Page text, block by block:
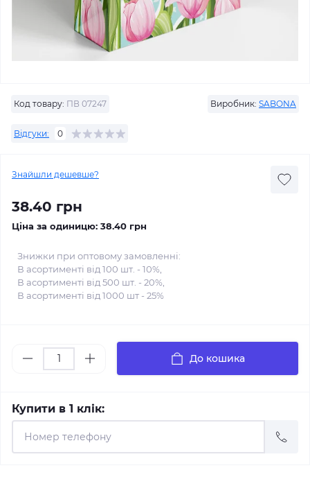
Код товару: ПВ 07247 Виробник: SABONA
Відгуки: 0
Знайшли дешевше?
38.40 грн
Ціна за одиницю: 38.40 грн
Знижки при оптовому замовленні:
В асортименті від 100 шт. - 10%,
В асортименті від 500 шт. - 20%,
В асортименті від 1000 шт - 25%
До кошика
Купити в 1 клік: